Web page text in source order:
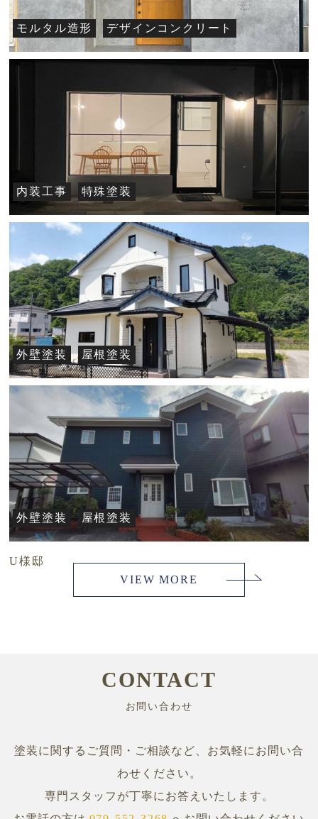
モルタル造形 デザインコンクリート
内装工事 特殊塗装
建築デザイン事務所 アトリエ白様
外壁塗装 屋根塗装
外壁塗装 屋根塗装
U様邸
VIEW MORE
CONTACT
お問い合わせ
塗装に関するご質問・ご相談など、お気軽にお問い合
わせください。
専門スタッフが丁寧にお答えいたします。